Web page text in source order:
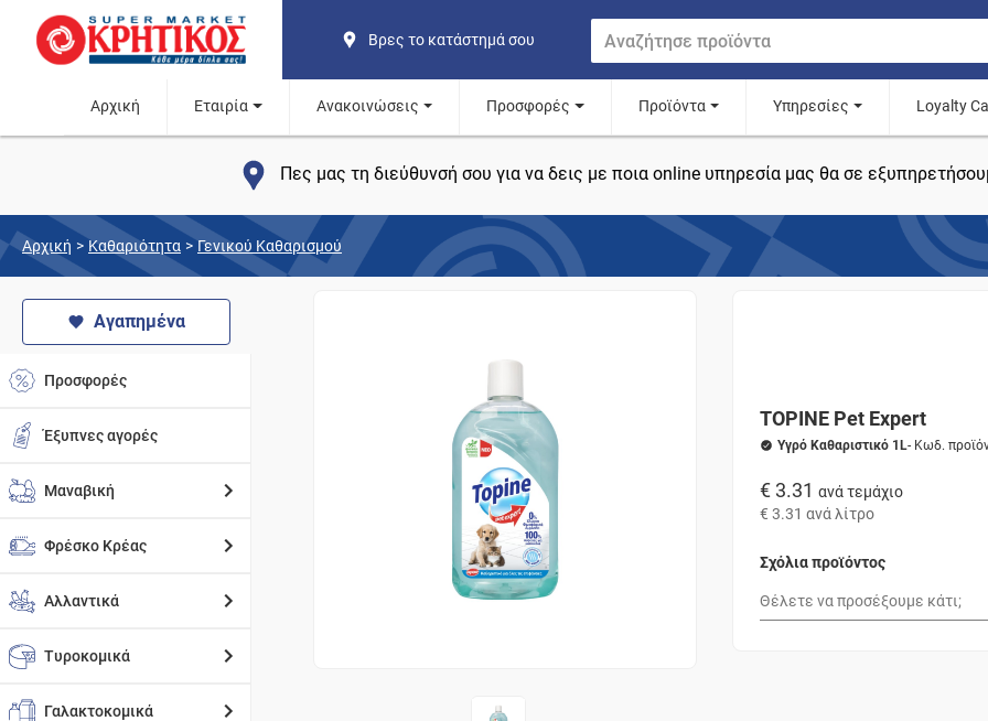
Βρες το κατάστημά σου
Αρχική Εταιρία Ανακοινώσεις Προσφορές Προϊόντα Υπηρεσίες Loyalty
Πες μας τη διεύθυνσή σου για να δεις με ποια online υπηρεσία μας θα σε
Αρχική > Καθαριότητα > Γενικού Καθαρισμού
Αγαπημένα
Προσφορές
Έξυπνες αγορές
Μαναβική
Φρέσκο Κρέας
Αλλαντικά
Τυροκομικά
Γαλακτοκομικά
TOPINE Pet Expert
Υγρό Καθαριστικό 1L- Κωδ.
€ 3.31 ανά τεμάχιο
€ 3.31 ανά λίτρο
Σχόλια προϊόντος